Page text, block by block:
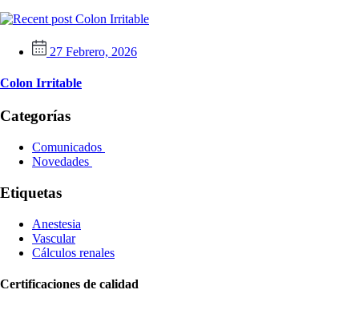
27 Febrero, 2026
Colon Irritable
Categorías
Comunicados
Novedades
Etiquetas
Anestesia
Vascular
Cálculos renales
Certificaciones de calidad